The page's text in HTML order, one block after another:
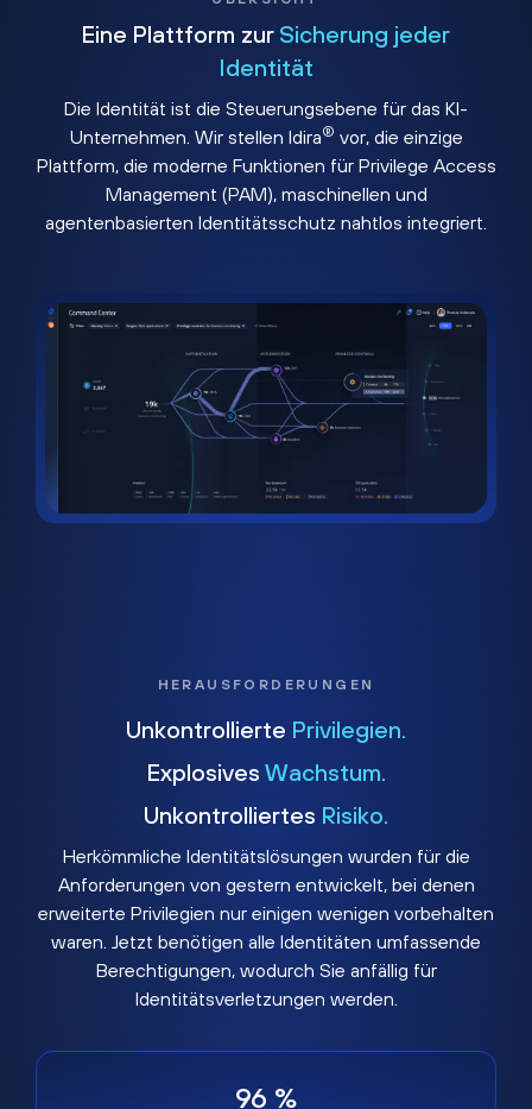
Eine Plattform zur Sicherung jeder
Identität
Die Identität ist die Steuerungsebene für das KI-
Unternehmen. Wir stellen Idira® vor, die einzige
Plattform, die moderne Funktionen für Privilege Access
Management (PAM), maschinellen und
agentenbasierten Identitätsschutz nahtlos integriert.
HERAUSFORDERUNGEN
Unkontrollierte Privilegien.
Explosives Wachstum.
Unkontrolliertes Risiko.
Herkömmliche Identitätslösungen wurden für die
Anforderungen von gestern entwickelt, bei denen
erweiterte Privilegien nur einigen wenigen vorbehalten
waren. Jetzt benötigen alle Identitäten umfassende
Berechtigungen, wodurch Sie anfällig für
Identitätsverletzungen werden.
96 %